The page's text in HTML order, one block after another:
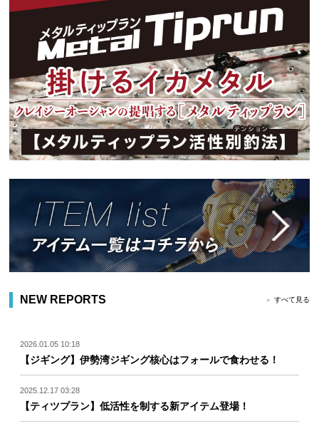
NEW REPORTS すべて見る
2026.01.05 10:18
【ジギング】伊勢湾ジギング核心はフォールで食わせる！
2025.12.17 03:28
【ティツプラン】低活性を制する新アイテム登場！